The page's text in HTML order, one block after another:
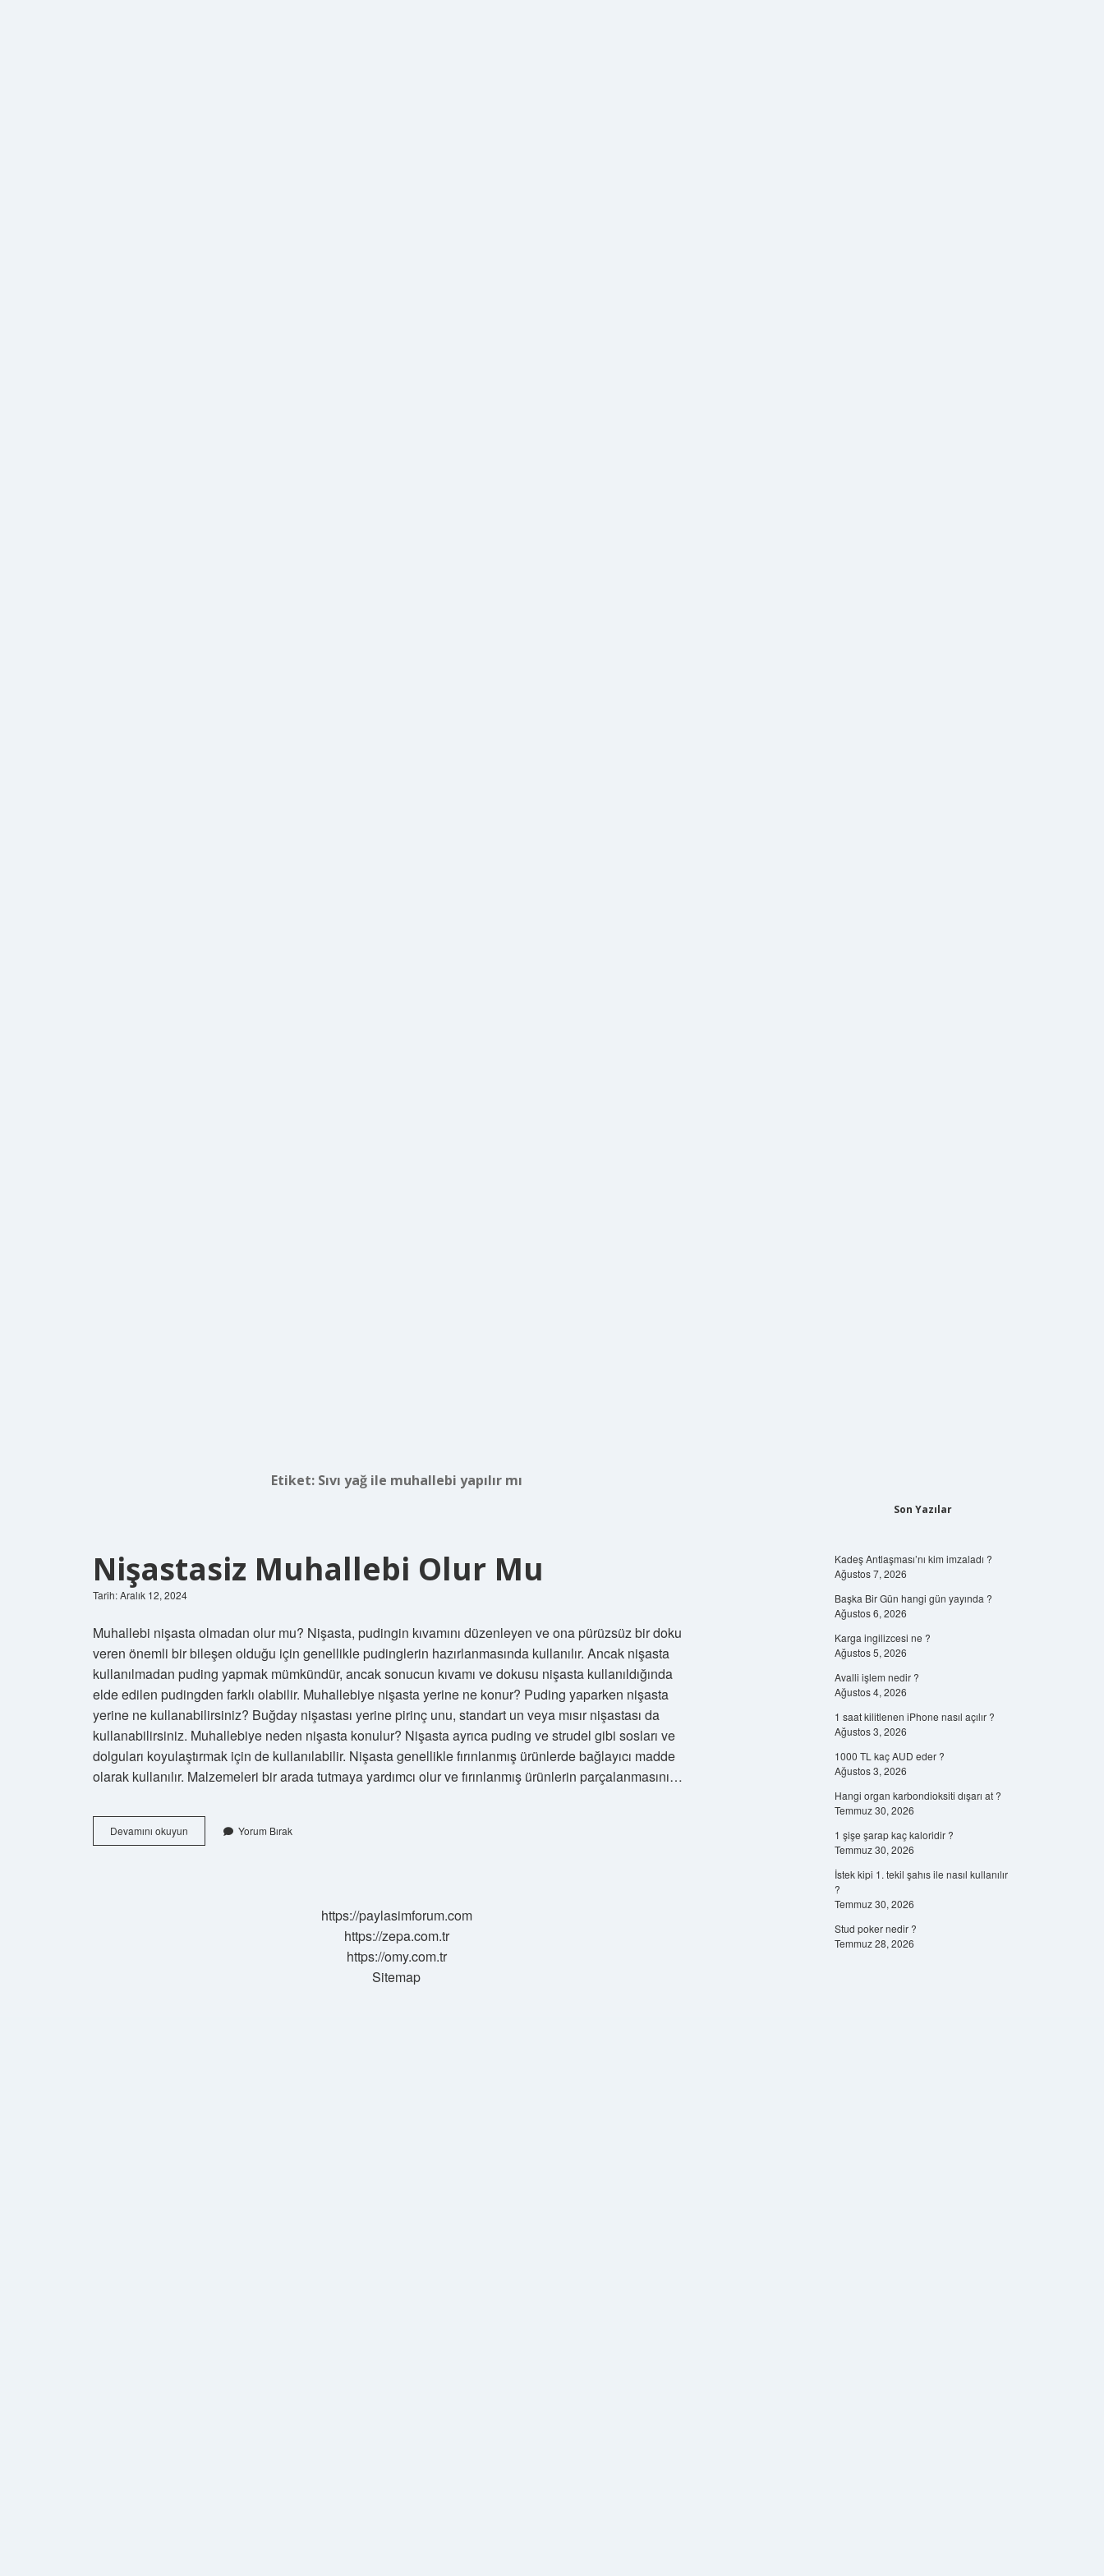
Etiket: Sıvı yağ ile muhallebi yapılır mı
Nişastasiz Muhallebi Olur Mu
Tarih: Aralık 12, 2024
Muhallebi nişasta olmadan olur mu? Nişasta, pudingin kıvamını düzenleyen ve ona pürüzsüz bir doku
veren önemli bir bileşen olduğu için genellikle pudinglerin hazırlanmasında kullanılır. Ancak nişasta
kullanılmadan puding yapmak mümkündür, ancak sonucun kıvamı ve dokusu nişasta kullanıldığında
elde edilen pudingden farklı olabilir. Muhallebiye nişasta yerine ne konur? Puding yaparken nişasta
yerine ne kullanabilirsiniz? Buğday nişastası yerine pirinç unu, standart un veya mısır nişastası da
kullanabilirsiniz. Muhallebiye neden nişasta konulur? Nişasta ayrıca puding ve strudel gibi sosları ve
dolguları koyulaştırmak için de kullanılabilir. Nişasta genellikle fırınlanmış ürünlerde bağlayıcı madde
olarak kullanılır. Malzemeleri bir arada tutmaya yardımcı olur ve fırınlanmış ürünlerin parçalanmasını…
Devamını okuyun Nişastasiz
Muhallebi
Yorum Bırak
https://paylasimforum.com
https://zepa.com.tr
https://omy.com.tr
Sitemap
Son Yazılar
Kadeş Antlaşması’nı kim imzaladı ?
Ağustos 7, 2026
Başka Bir Gün hangi gün yayında ?
Ağustos 6, 2026
Karga ingilizcesi ne ?
Ağustos 5, 2026
Avalli işlem nedir ?
Ağustos 4, 2026
1 saat kilitlenen iPhone nasıl açılır ?
Ağustos 3, 2026
1000 TL kaç AUD eder ?
Ağustos 3, 2026
Hangi organ karbondioksiti dışarı at ?
Temmuz 30, 2026
1 şişe şarap kaç kaloridir ?
Temmuz 30, 2026
İstek kipi 1. tekil şahıs ile nasıl kullanılır
?
Temmuz 30, 2026
Stud poker nedir ?
Temmuz 28, 2026